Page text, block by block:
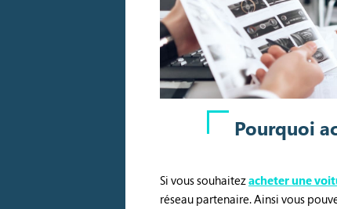
Pourquoi
Si vous souhaitezacheter une
réseau partenaire. Ainsi vous